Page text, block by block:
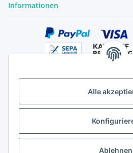
Alle
Ablehnen
Informationen